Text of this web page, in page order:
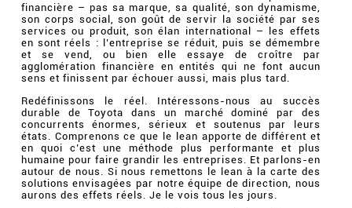
financière – pas sa marque, sa qualité, son dynamisme,
son corps social, son goût de servir la société par ses
services ou produit, son élan international – les effets
en sont réels : l’entreprise se réduit, puis se démembre
et se vend, ou bien elle essaye de croître par
agglomération financière en entités qui ne font aucun
sens et finissent par échouer aussi, mais plus tard.
Redéfinissons le réel. Intéressons-nous au succès
durable de Toyota dans un marché dominé par des
concurrents énormes, sérieux et soutenus par leurs
états. Comprenons ce que le lean apporte de différent et
en quoi c’est une méthode plus performante et plus
humaine pour faire grandir les entreprises. Et parlons-en
autour de nous. Si nous remettons le lean à la carte des
solutions envisagées par notre équipe de direction, nous
aurons des effets réels. Je le vois tous les jours.